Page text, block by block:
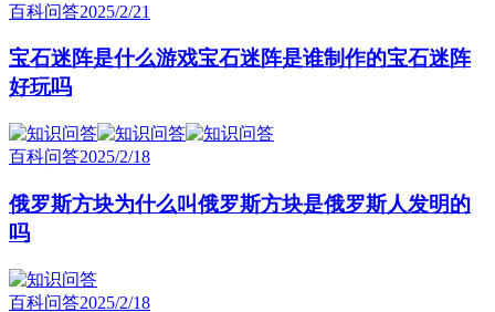
百科问答2025/2/21
宝石迷阵是什么游戏宝石迷阵是谁制作的宝石迷阵
好玩吗
百科问答2025/2/18
俄罗斯方块为什么叫俄罗斯方块是俄罗斯人发明的
吗
百科问答2025/2/18